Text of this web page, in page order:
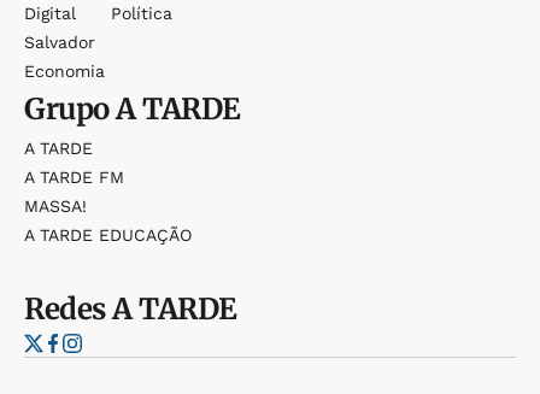
Digital
Salvador
Economia
Política
GrupoA TARDE
A TARDE
A TARDE FM
MASSA!
A TARDE EDUCAÇÃO
RedesA TARDE